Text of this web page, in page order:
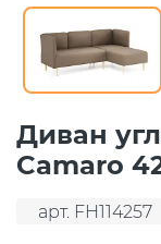
Диван
Camaro
арт. FH114257